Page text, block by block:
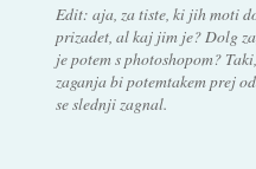
Edit: aja, za tiste, ki jih moti
prizadet, al kaj jim je? Dolg
je potem s photoshopom?
zaganja bi potemtakem prej
se slednji zagnal.